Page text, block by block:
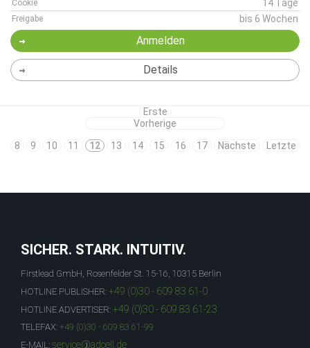
Cookie 14 Tage
Freigabe bis 6 Wochen
Anmelden
Details
Erste
Vorherige
8
9 10 11 12 13 14 15 16 17 Nächste Letzte
SICHER. STARK. INTUITIV.
Firstlead GmbH, Rosenfelder St. 15-16, 10315 Berlin
HOTLINE PUBLISHER: +49 (0)30 - 609 83 61-0
HOTLINE ADVERTISER: +49 (0)30 - 609 83 61-23
TELEFAX: +49 (0)30 - 609 83 61-99
E-MAIL: service@adcell.de